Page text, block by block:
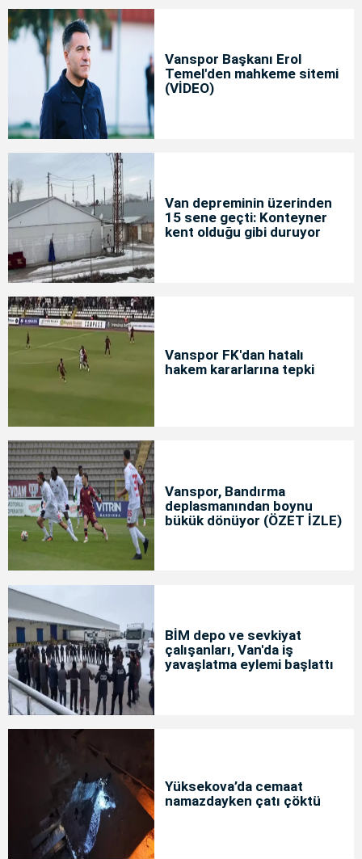
Vanspor Başkanı Erol
Temel'den mahkeme sitemi
(VİDEO)
Van depreminin üzerinden
15 sene geçti: Konteyner
kent olduğu gibi duruyor
Vanspor FK'dan hatalı
hakem kararlarına tepki
Vanspor, Bandırma
deplasmanından boynu
bükük dönüyor (ÖZET İZLE)
BİM depo ve sevkiyat
çalışanları, Van'da iş
yavaşlatma eylemi başlattı
Yüksekova’da cemaat
namazdayken çatı çöktü